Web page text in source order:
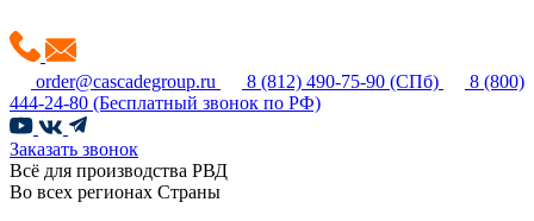
order@cascadegroup.ru 8 (812) 490-75-90 (СПб)
8 (800)
444-24-80 (Бесплатный звонок по РФ)
Заказать звонок
Всё для производства РВД
Во всех регионах Страны